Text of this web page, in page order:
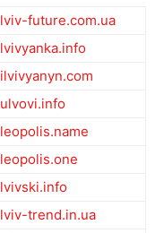
lviv-future.com.ua
lvivyanka.info
ilvivyanyn.com
ulvovi.info
leopolis.name
leopolis.one
lvivski.info
lviv-trend.in.ua